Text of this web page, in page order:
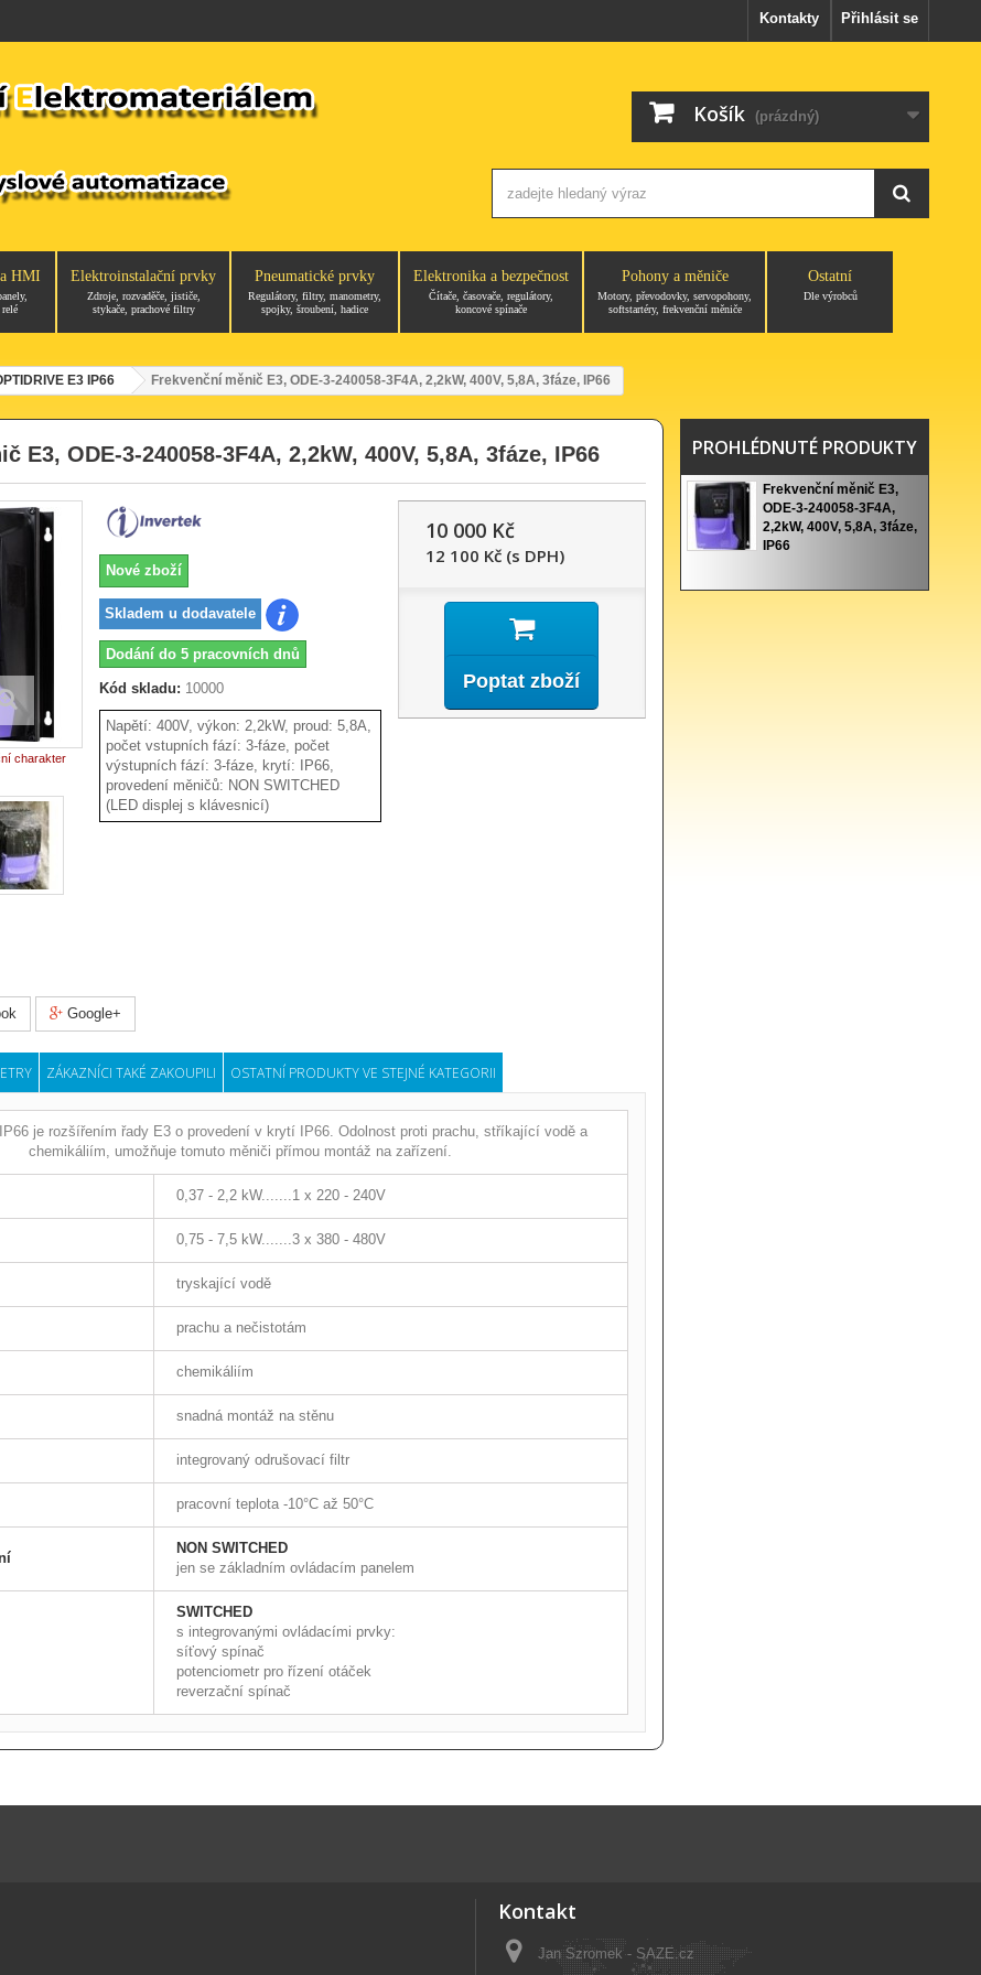
Přihlásit se
Kontakty
Košík (prázdný)
HMI Elektroinstalační prvky
Zdroje, rozvaděče, jističe,
stykače, prachové filtry
Pneumatické prvky
Regulátory, filtry, manometry,
spojky, šroubení, hadice
Elektronika a bezpečnost
Čítače, časovače, regulátory,
koncové spínače
Pohony a měniče
Motory, převodovky, servopohony,
softstartéry, frekvenční měniče
Ostatní
Dle výrobců
E3 IP66 Frekvenční měnič E3, ODE-3-240058-3F4A, 2,2kW, 400V, 5,8A, 3fáze, IP66
E3, ODE-3-240058-3F4A, 2,2kW, 400V, 5,8A, 3fáze, IP66
charakter
Nové zboží
Skladem u dodavatele
Dodání do 5 pracovních dnů
Kód skladu: 10000
Napětí: 400V, výkon: 2,2kW, proud: 5,8A,
počet vstupních fází: 3-fáze, počet
výstupních fází: 3-fáze, krytí: IP66,
provedení měničů: NON SWITCHED
(LED displej s klávesnicí)
10 000 Kč
12 100 Kč (s DPH)
Poptat zboží
Google+
ZÁKAZNÍCI TAKÉ ZAKOUPILI OSTATNÍ PRODUKTY VE STEJNÉ KATEGORII
je rozšířením řady E3 o provedení v krytí IP66. Odolnost proti prachu, stříkající vodě a
chemikáliím, umožňuje tomuto měniči přímou montáž na zařízení.
0,37 - 2,2 kW.......1 x 220 - 240V
0,75 - 7,5 kW.......3 x 380 - 480V
tryskající vodě
prachu a nečistotám
chemikáliím
snadná montáž na stěnu
integrovaný odrušovací filtr
pracovní teplota -10°C až 50°C
NON SWITCHED
jen se základním ovládacím panelem
SWITCHED
s integrovanými ovládacími prvky:
síťový spínač
potenciometr pro řízení otáček
reverzační spínač
PROHLÉDNUTÉ PRODUKTY
Frekvenční měnič E3,
ODE-3-240058-3F4A,
2,2kW, 400V, 5,8A, 3fáze,
IP66
Kontakt
Jan Szromek - SAZE.cz